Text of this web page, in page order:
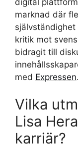
marknad där
kritik mot
bidragit till
med Expressen.
Vilka
Lisa
karriär?